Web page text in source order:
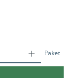
Paket